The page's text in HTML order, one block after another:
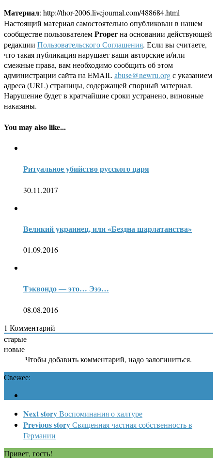
Материал: http://thor-2006.livejournal.com/488684.html
Настоящий материал самостоятельно опубликован в нашем
сообществе пользователемProperна основании действующей
редакции Пользовательского Соглашения. Если вы считаете,
что такая публикация нарушает ваши авторские и/или
смежные права, вам необходимо сообщить об этом
администрации сайта на EMAILabuse@newru.orgс указанием
адреса (URL) страницы, содержащей спорный материал.
Нарушение будет в кратчайшие сроки устранено, виновные
наказаны.
You may also like...
Ритуальное убийство русского царя
30.11.2017
Великий украинец, или «Бездна шарлатанства»
01.09.2016
Тэквондо — это… Эээ…
08.08.2016
1 Комментарий
старые
новые
Чтобы добавить комментарий, надо залогиниться.
Свежее:
Next storyВоспоминания о халтуре
Previous storyСвященная частная собственность в
Германии
Привет, гость!